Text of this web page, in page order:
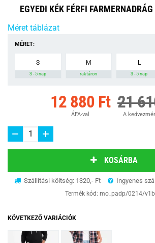
EGYEDI KÉK FÉRFI
Méret táblázat
MÉRET:
S
3 - 5 nap
M
raktáron
L
3 - 5 nap
12 880 Ft
ÁFA-val
21
A
KOSÁRBA
Szállítási költség: 1320,- Ft Ingyenes
Termék kód: mo_padp/0214/
KÖVETKEZŐ VARIÁCIÓK